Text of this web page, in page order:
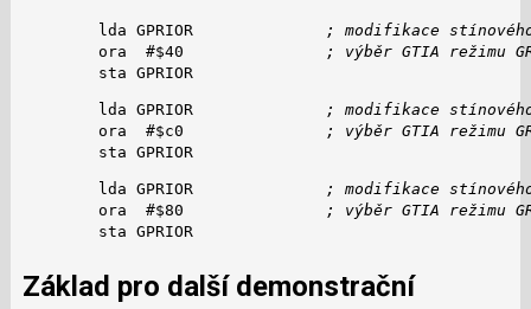
        lda GPRIOR
; modifikace
        ora  #$40
; výběr GTIA režimu
        sta GPRIOR
        lda GPRIOR
; modifikace
        ora  #$c0
; výběr GTIA režimu
        sta GPRIOR
        lda GPRIOR
; modifikace
        ora  #$80
; výběr GTIA režimu
        sta GPRIOR
Základ pro další demonstrační